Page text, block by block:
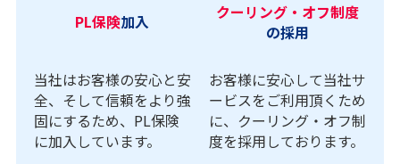
PL保険加入
当社はお客様の安心と安
全、そして信頼をより強
固にするため、PL保険
に加入しています。
クーリング・オフ制度
の採用
お客様に安心して当社サ
ービスをご利用頂くため
に、クーリング・オフ制
度を採用しております。